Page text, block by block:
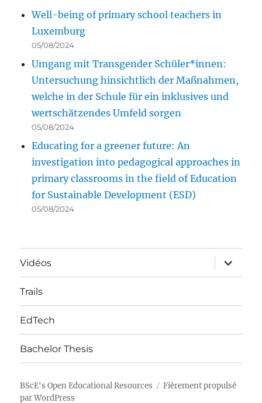
Well-being of primary school teachers in
Luxemburg
05/08/2024
Umgang mit Transgender Schüler*innen:
Untersuchung hinsichtlich der Maßnahmen,
welche in der Schule für ein inklusives und
wertschätzendes Umfeld sorgen
05/08/2024
Educating for a greener future: An
investigation into pedagogical approaches in
primary classrooms in the field of Education
for Sustainable Development (ESD)
05/08/2024
Vidéos
ouvrir
le
sous-
Trails
EdTech
Bachelor Thesis
BScE's Open Educational Resources
Fièrement propulsé
par WordPress